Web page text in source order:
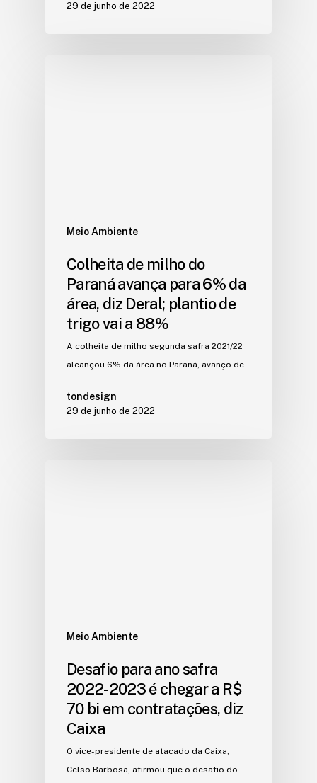
29 de junho de 2022
Meio Ambiente
Colheita de milho do
Paraná avança para 6% da
área, diz Deral; plantio de
trigo vai a 88%
A colheita de milho segunda safra 2021/22
alcançou 6% da área no Paraná, avanço de…
tondesign
29 de junho de 2022
Meio Ambiente
Desafio para ano safra
2022-2023 é chegar a R$
70 bi em contratações, diz
Caixa
O vice-presidente de atacado da Caixa,
Celso Barbosa, afirmou que o desafio do